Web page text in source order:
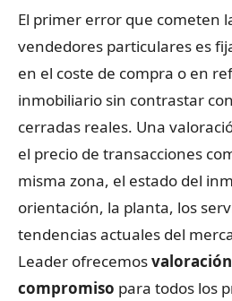
El primer error que cometen
vendedores particulares es
en el coste de compra o en
inmobiliario sin contrastar
cerradas reales. Una
el precio de transacciones
misma zona, el estado del
orientación, la planta, los
tendencias actuales del
Leader ofrecemos
compromiso para todos los